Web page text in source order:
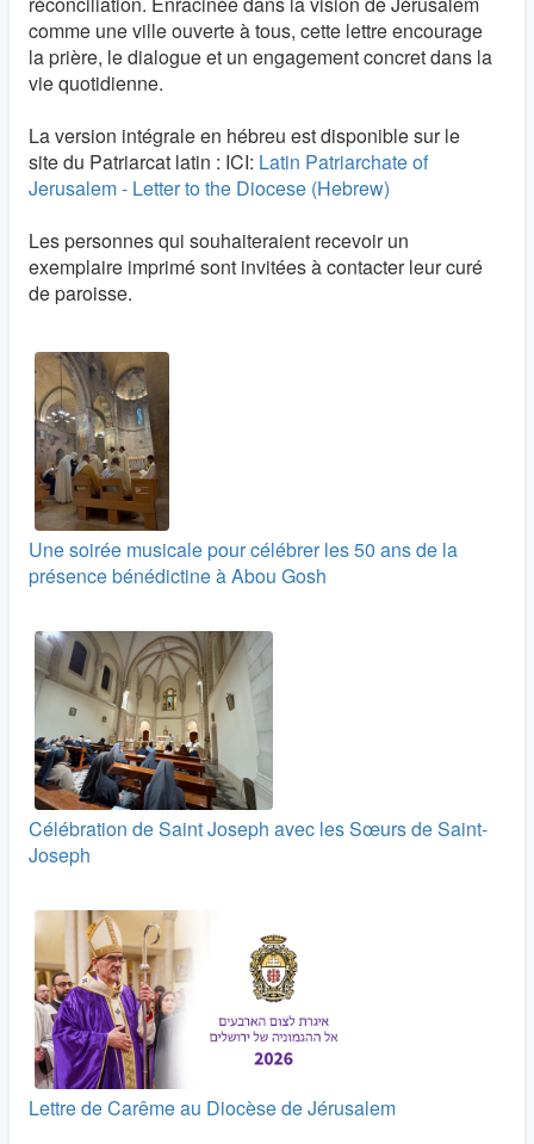
comme une ville ouverte à tous, cette lettre encourage
la prière, le dialogue et un engagement concret dans la
vie quotidienne.
La version intégrale en hébreu est disponible sur le
site du Patriarcat latin : ICI: Latin Patriarchate of
Jerusalem - Letter to the Diocese (Hebrew)
Les personnes qui souhaiteraient recevoir un
exemplaire imprimé sont invitées à contacter leur curé
de paroisse.
Une soirée musicale pour célébrer les 50 ans de la
présence bénédictine à Abou Gosh
Célébration de Saint Joseph avec les Sœurs de Saint-
Joseph
Lettre de Carême au Diocèse de Jérusalem